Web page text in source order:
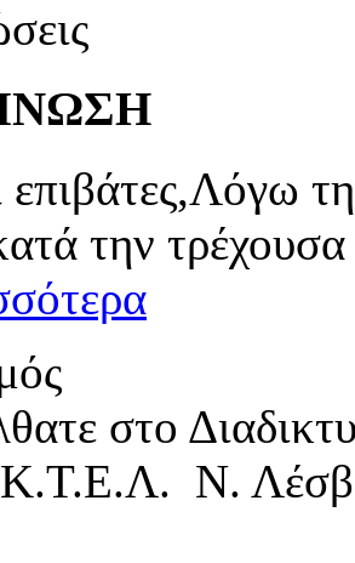
την
στο
Κ.Τ.Ε.Λ. Ν.